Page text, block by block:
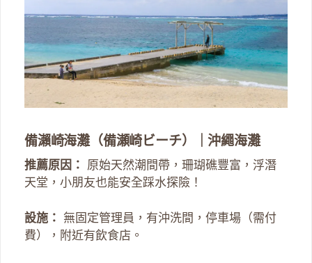
備瀨崎海灘（備瀬崎ビーチ）｜沖繩海灘
推薦原因：
原始天然潮間帶，珊瑚礁豐富，浮潛
天堂，小朋友也能安全踩水探險！
設施：
無固定管理員，有沖洗間，停車場（需付
費），附近有飲食店。